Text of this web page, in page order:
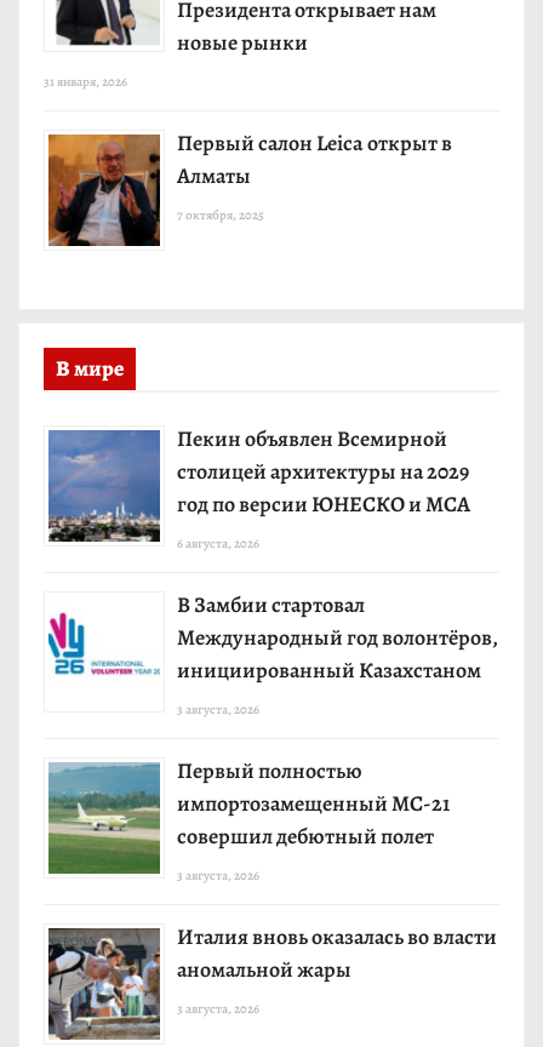
Президента открывает нам
новые рынки
31 января, 2026
Первый салон Leica открыт в
Алматы
7 октября, 2025
В мире
Пекин объявлен Всемирной
столицей архитектуры на 2029
год по версии ЮНЕСКО и МСА
6 августа, 2026
В Замбии стартовал
Международный год волонтёров,
инициированный Казахстаном
3 августа, 2026
Первый полностью
импортозамещенный МС-21
совершил дебютный полет
3 августа, 2026
Италия вновь оказалась во власти
аномальной жары
3 августа, 2026